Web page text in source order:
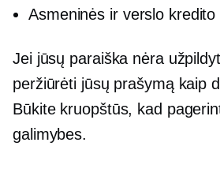
Asmeninės ir verslo kredito
Jei jūsų paraiška nėra
peržiūrėti jūsų prašymą kaip
Būkite kruopštūs, kad
galimybes.